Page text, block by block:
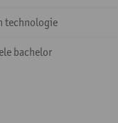
technologie
bachelor